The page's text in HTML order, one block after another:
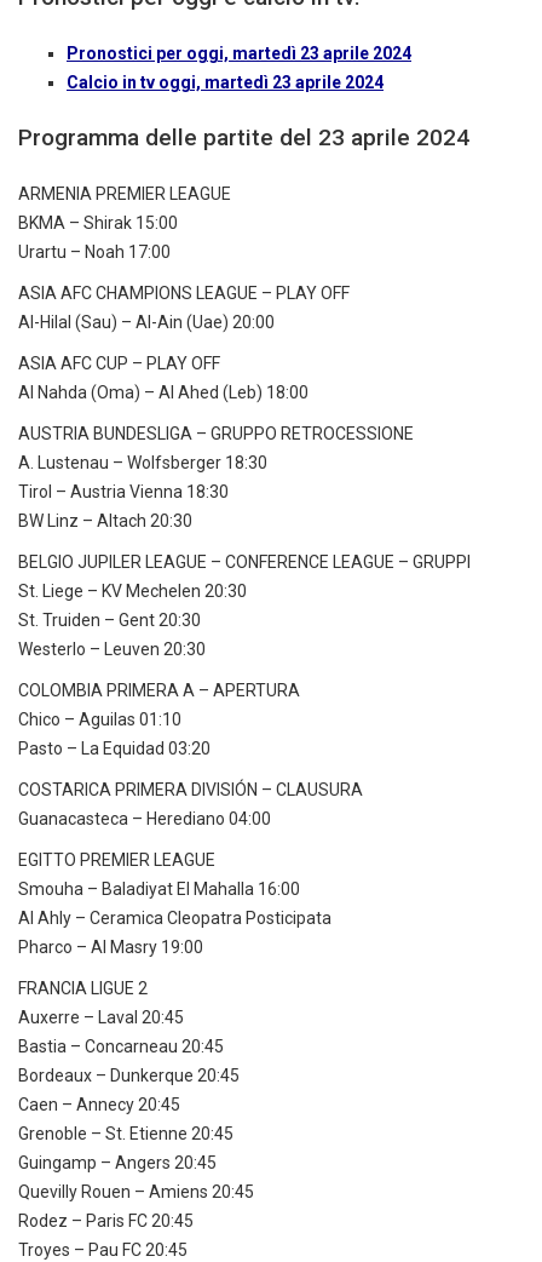
Pronostici per oggi, martedì 23 aprile 2024
Calcio in tv oggi, martedì 23 aprile 2024
Programma delle partite del 23 aprile 2024
ARMENIA PREMIER LEAGUE
BKMA – Shirak 15:00
Urartu – Noah 17:00
ASIA AFC CHAMPIONS LEAGUE – PLAY OFF
Al-Hilal (Sau) – Al-Ain (Uae) 20:00
ASIA AFC CUP – PLAY OFF
Al Nahda (Oma) – Al Ahed (Leb) 18:00
AUSTRIA BUNDESLIGA – GRUPPO RETROCESSIONE
A. Lustenau – Wolfsberger 18:30
Tirol – Austria Vienna 18:30
BW Linz – Altach 20:30
BELGIO JUPILER LEAGUE – CONFERENCE LEAGUE – GRUPPI
St. Liege – KV Mechelen 20:30
St. Truiden – Gent 20:30
Westerlo – Leuven 20:30
COLOMBIA PRIMERA A – APERTURA
Chico – Aguilas 01:10
Pasto – La Equidad 03:20
COSTARICA PRIMERA DIVISIÓN – CLAUSURA
Guanacasteca – Herediano 04:00
EGITTO PREMIER LEAGUE
Smouha – Baladiyat El Mahalla 16:00
Al Ahly – Ceramica Cleopatra Posticipata
Pharco – Al Masry 19:00
FRANCIA LIGUE 2
Auxerre – Laval 20:45
Bastia – Concarneau 20:45
Bordeaux – Dunkerque 20:45
Caen – Annecy 20:45
Grenoble – St. Etienne 20:45
Guingamp – Angers 20:45
Quevilly Rouen – Amiens 20:45
Rodez – Paris FC 20:45
Troyes – Pau FC 20:45